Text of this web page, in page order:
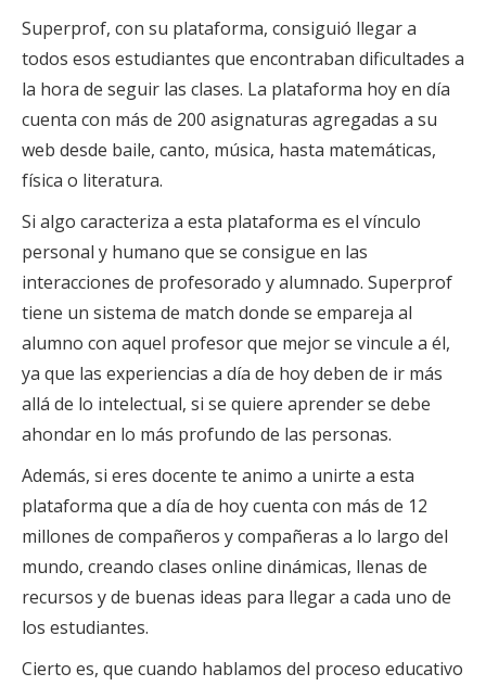
Superprof, con su plataforma, consiguió llegar a
todos esos estudiantes que encontraban dificultades a
la hora de seguir las clases. La plataforma hoy en día
cuenta con más de 200 asignaturas agregadas a su
web desde baile, canto, música, hasta matemáticas,
física o literatura.
Si algo caracteriza a esta plataforma es el vínculo
personal y humano que se consigue en las
interacciones de profesorado y alumnado. Superprof
tiene un sistema de match donde se empareja al
alumno con aquel profesor que mejor se vincule a él,
ya que las experiencias a día de hoy deben de ir más
allá de lo intelectual, si se quiere aprender se debe
ahondar en lo más profundo de las personas.
Además, si eres docente te animo a unirte a esta
plataforma que a día de hoy cuenta con más de 12
millones de compañeros y compañeras a lo largo del
mundo, creando clases online dinámicas, llenas de
recursos y de buenas ideas para llegar a cada uno de
los estudiantes.
Cierto es, que cuando hablamos del proceso educativo